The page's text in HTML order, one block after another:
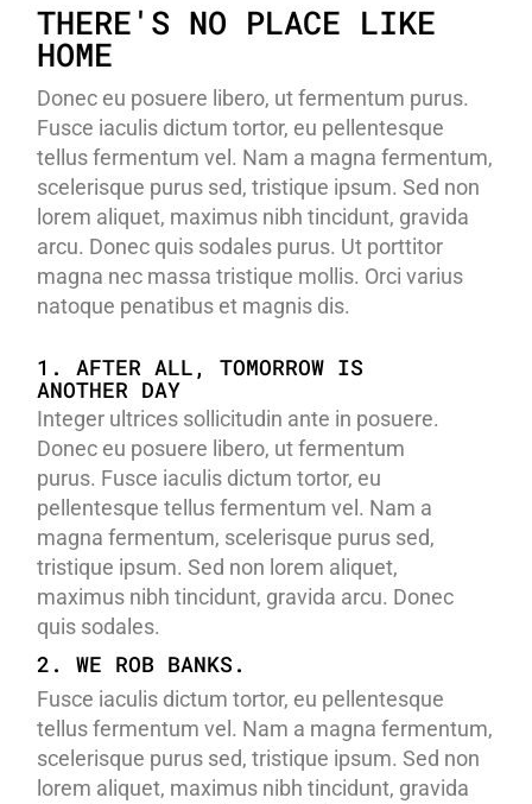
THERE'S NO PLACE LIKE
HOME
Donec eu posuere libero, ut fermentum purus.
Fusce iaculis dictum tortor, eu pellentesque
tellus fermentum vel. Nam a magna fermentum,
scelerisque purus sed, tristique ipsum. Sed non
lorem aliquet, maximus nibh tincidunt, gravida
arcu. Donec quis sodales purus. Ut porttitor
magna nec massa tristique mollis. Orci varius
natoque penatibus et magnis dis.
1. AFTER ALL, TOMORROW IS
ANOTHER DAY
Integer ultrices sollicitudin ante in posuere.
Donec eu posuere libero, ut fermentum
purus. Fusce iaculis dictum tortor, eu
pellentesque tellus fermentum vel. Nam a
magna fermentum, scelerisque purus sed,
tristique ipsum. Sed non lorem aliquet,
maximus nibh tincidunt, gravida arcu. Donec
quis sodales.
2. WE ROB BANKS.
Fusce iaculis dictum tortor, eu pellentesque
tellus fermentum vel. Nam a magna fermentum,
scelerisque purus sed, tristique ipsum. Sed non
lorem aliquet, maximus nibh tincidunt, gravida